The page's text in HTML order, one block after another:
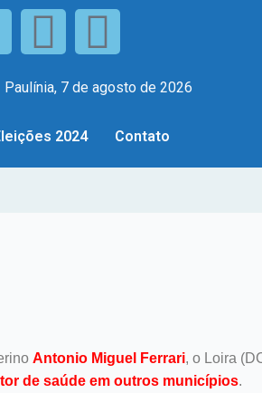
Paulínia, 7 de agosto de 2026
2024 Contato
Antonio Miguel Ferrari, o Loira
de saúde em outros municípios.